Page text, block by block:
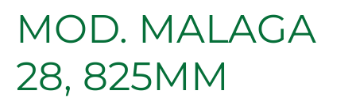
MOD. MALAGA
28, 825MM